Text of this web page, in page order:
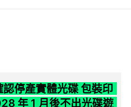
停產實體光碟 包裝印
年 1 月後不出光碟遊